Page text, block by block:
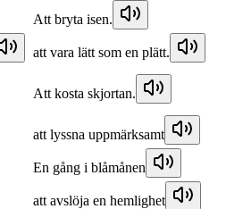
Att bryta isen.
att vara lätt som en plätt.
Att kosta skjortan.
att lyssna uppmärksamt
En gång i blåmånen
att avslöja en hemlighet